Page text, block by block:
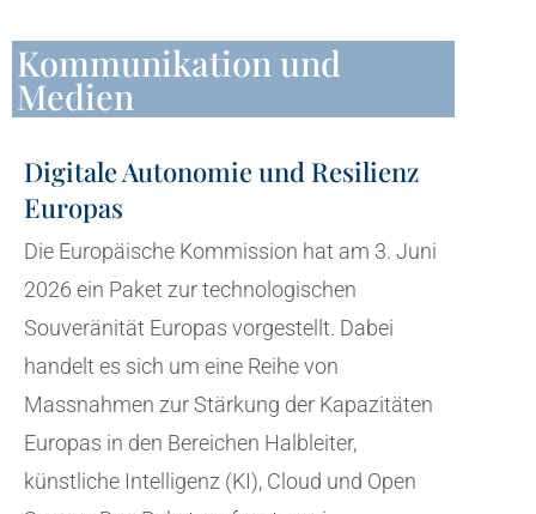
Kommunikation und
Medien
Digitale Autonomie und Resilienz
Europas
Die Europäische Kommission hat am 3. Juni
2026 ein Paket zur technologischen
Souveränität Europas vorgestellt. Dabei
handelt es sich um eine Reihe von
Massnahmen zur Stärkung der Kapazitäten
Europas in den Bereichen Halbleiter,
künstliche Intelligenz (KI), Cloud und Open